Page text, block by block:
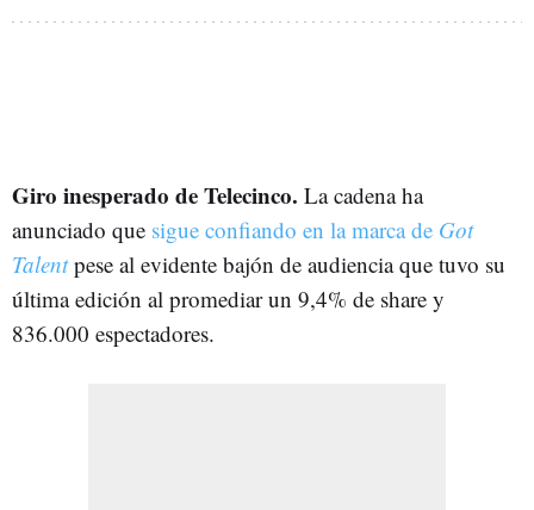
Giro inesperado de Telecinco. La cadena ha
anunciado que sigue confiando en la marca de Got
Talentpese al evidente bajón de audiencia que tuvo su
última edición al promediar un 9,4% de share y
836.000 espectadores.